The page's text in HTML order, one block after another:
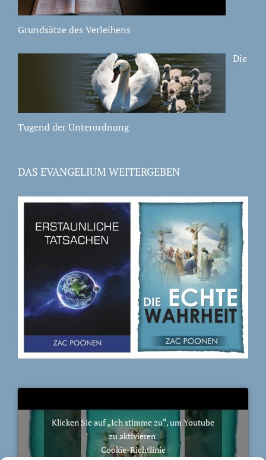
Grundsätze des Verleihens
Die
Tugend der Unterordnung
DAS EVANGELIUM WEITERGEBEN
Klicken Sie auf „Ich stimme zu“, um Youtube
zu aktivieren
Cookie-Richtlinie